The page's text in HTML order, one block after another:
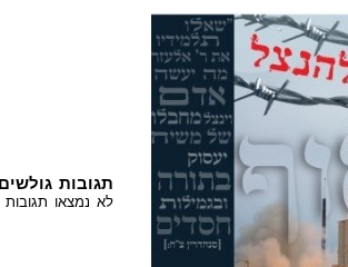
תגובות
לא נמצאו תגובות